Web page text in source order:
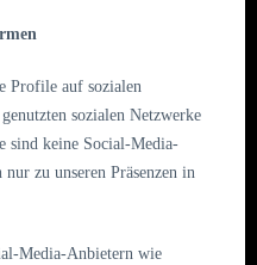
Profile auf sozialen
sozialen Netzwerke
sind keine Social-Media-
zu unseren Präsenzen in
Media-Anbietern wie